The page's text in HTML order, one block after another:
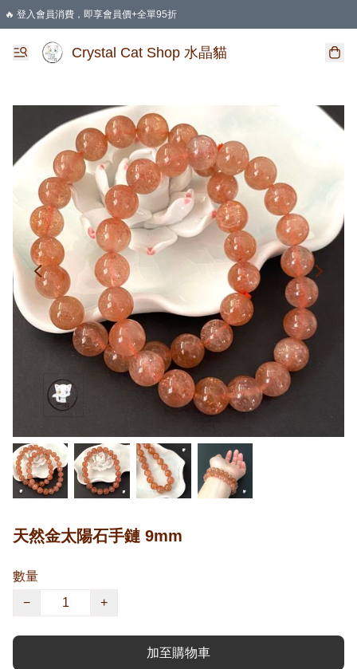
🔥 登入會員消費，即享會員價+全單95折
🛍️ 購物滿HKD 400 即享免運費優惠
Crystal Cat Shop 水晶貓
天然金太陽石手鏈 9mm
數量
−
+
加至購物車